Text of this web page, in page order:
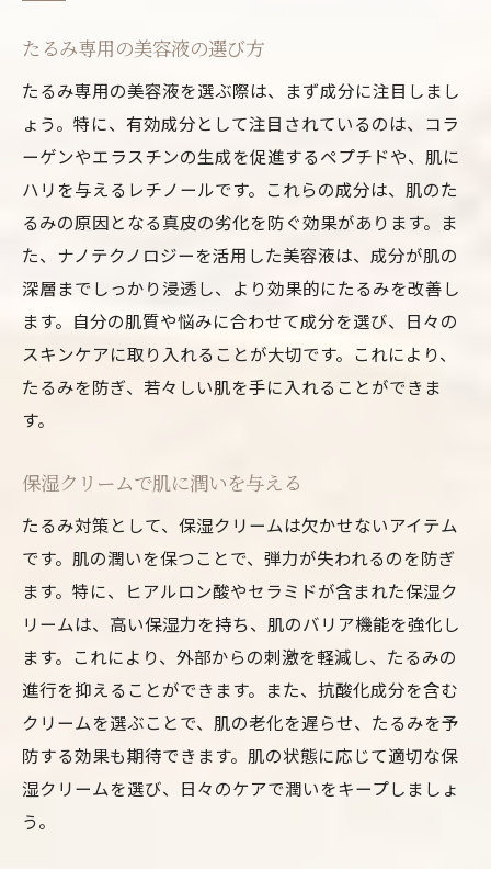
たるみ専用の美容液の選び方
たるみ専用の美容液を選ぶ際は、まず成分に注目しまし
ょう。特に、有効成分として注目されているのは、コラ
ーゲンやエラスチンの生成を促進するペプチドや、肌に
ハリを与えるレチノールです。これらの成分は、肌のた
るみの原因となる真皮の劣化を防ぐ効果があります。ま
た、ナノテクノロジーを活用した美容液は、成分が肌の
深層までしっかり浸透し、より効果的にたるみを改善し
ます。自分の肌質や悩みに合わせて成分を選び、日々の
スキンケアに取り入れることが大切です。これにより、
たるみを防ぎ、若々しい肌を手に入れることができま
す。
保湿クリームで肌に潤いを与える
たるみ対策として、保湿クリームは欠かせないアイテム
です。肌の潤いを保つことで、弾力が失われるのを防ぎ
ます。特に、ヒアルロン酸やセラミドが含まれた保湿ク
リームは、高い保湿力を持ち、肌のバリア機能を強化し
ます。これにより、外部からの刺激を軽減し、たるみの
進行を抑えることができます。また、抗酸化成分を含む
クリームを選ぶことで、肌の老化を遅らせ、たるみを予
防する効果も期待できます。肌の状態に応じて適切な保
湿クリームを選び、日々のケアで潤いをキープしましょ
う。